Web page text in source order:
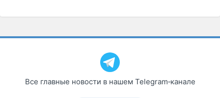
Все главные новости в нашем Telegram‑канале